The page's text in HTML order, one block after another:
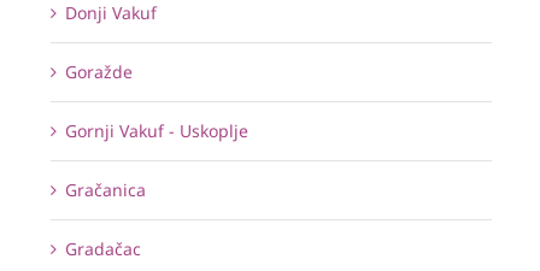
Donji Vakuf
Goražde
Gornji Vakuf - Uskoplje
Gračanica
Gradačac